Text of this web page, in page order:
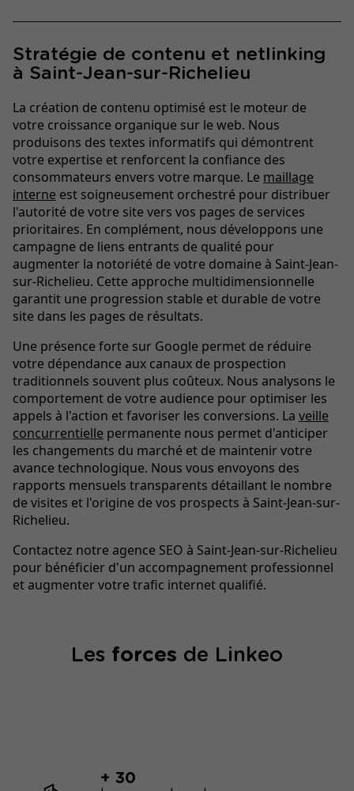
Stratégie de contenu et netlinking
à Saint-Jean-sur-Richelieu
La création de contenu optimisé est le moteur de
votre croissance organique sur le web. Nous
produisons des textes informatifs qui démontrent
votre expertise et renforcent la confiance des
consommateurs envers votre marque. Le maillage
interne est soigneusement orchestré pour distribuer
l'autorité de votre site vers vos pages de services
prioritaires. En complément, nous développons une
campagne de liens entrants de qualité pour
augmenter la notoriété de votre domaine à Saint-Jean-
sur-Richelieu. Cette approche multidimensionnelle
garantit une progression stable et durable de votre
site dans les pages de résultats.
Une présence forte sur Google permet de réduire
votre dépendance aux canaux de prospection
traditionnels souvent plus coûteux. Nous analysons le
comportement de votre audience pour optimiser les
appels à l'action et favoriser les conversions. La veille
concurrentielle permanente nous permet d'anticiper
les changements du marché et de maintenir votre
avance technologique. Nous vous envoyons des
rapports mensuels transparents détaillant le nombre
de visites et l'origine de vos prospects à Saint-Jean-sur-
Richelieu.
Contactez notre agence SEO à Saint-Jean-sur-Richelieu
pour bénéficier d'un accompagnement professionnel
et augmenter votre trafic internet qualifié.
Les forces de Linkeo
+ 30